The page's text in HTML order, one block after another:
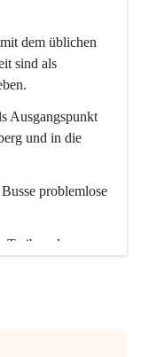
dem üblichen
sind als
Ausgangspunkt
und in die
problemlose
Treiben der